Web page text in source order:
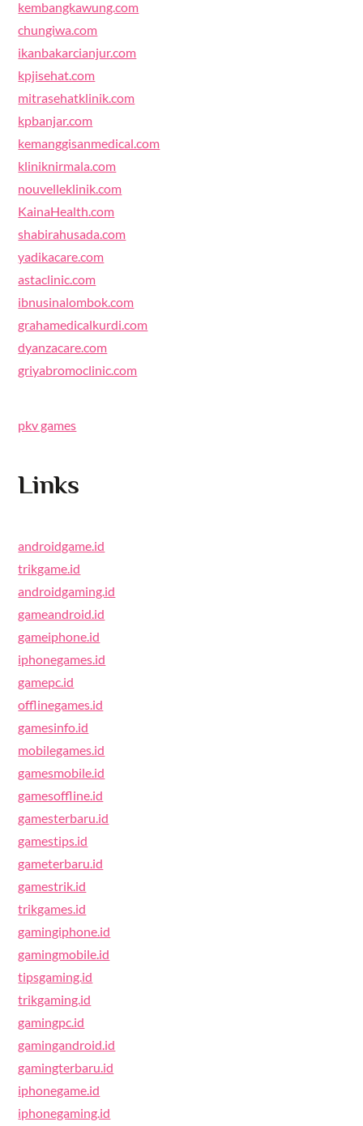
kembangkawung.com
chungiwa.com
ikanbakarcianjur.com
kpjisehat.com
mitrasehatklinik.com
kpbanjar.com
kemanggisanmedical.com
kliniknirmala.com
nouvelleklinik.com
KainaHealth.com
shabirahusada.com
yadikacare.com
astaclinic.com
ibnusinalombok.com
grahamedicalkurdi.com
dyanzacare.com
griyabromoclinic.com
pkv games
Links
androidgame.id
trikgame.id
androidgaming.id
gameandroid.id
gameiphone.id
iphonegames.id
gamepc.id
offlinegames.id
gamesinfo.id
mobilegames.id
gamesmobile.id
gamesoffline.id
gamesterbaru.id
gamestips.id
gameterbaru.id
gamestrik.id
trikgames.id
gamingiphone.id
gamingmobile.id
tipsgaming.id
trikgaming.id
gamingpc.id
gamingandroid.id
gamingterbaru.id
iphonegame.id
iphonegaming.id